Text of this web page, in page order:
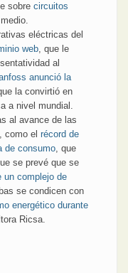
sobre circuitos
eléctricas del
web, que le
al
anunció la
la convirtió en
a nivel mundial.
al avance de las
como el récord de
de consumo, que
se prevé que se
un complejo de
se condicen con
energético durante
Ricsa.